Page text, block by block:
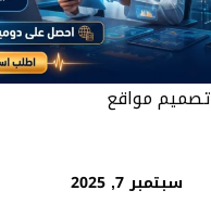
تصميم مواقع
سبتمبر 7, 2025